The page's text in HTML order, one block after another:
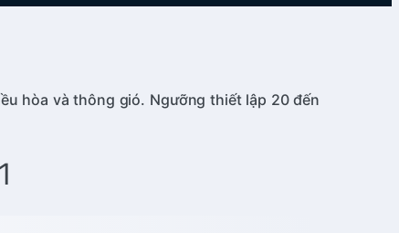
hòa và thông gió. Ngưỡng thiết lập 20 đến